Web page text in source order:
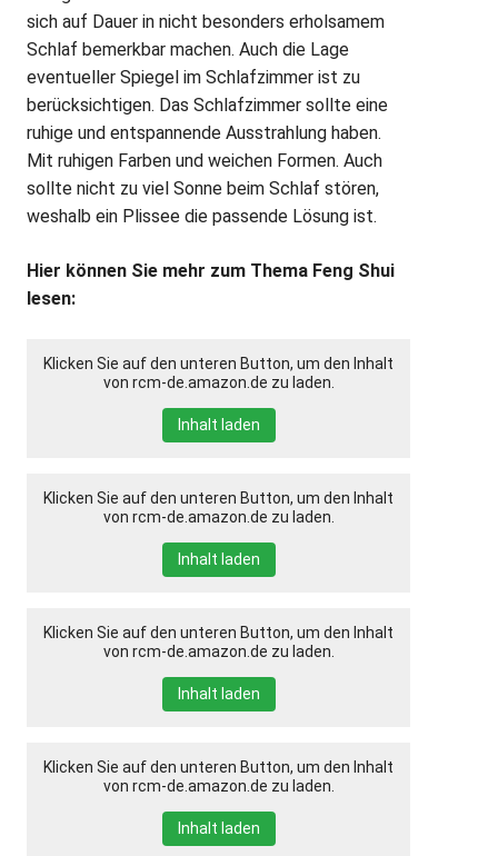
sich auf Dauer in nicht besonders erholsamem
Schlaf bemerkbar machen. Auch die Lage
eventueller Spiegel im Schlafzimmer ist zu
berücksichtigen. Das Schlafzimmer sollte eine
ruhige und entspannende Ausstrahlung haben.
Mit ruhigen Farben und weichen Formen. Auch
sollte nicht zu viel Sonne beim Schlaf stören,
weshalb ein Plissee die passende Lösung ist.
Hier können Sie mehr zum Thema Feng Shui
lesen:
Klicken Sie auf den unteren Button, um den Inhalt
von rcm-de.amazon.de zu laden.
Inhalt laden
Klicken Sie auf den unteren Button, um den Inhalt
von rcm-de.amazon.de zu laden.
Inhalt laden
Klicken Sie auf den unteren Button, um den Inhalt
von rcm-de.amazon.de zu laden.
Inhalt laden
Klicken Sie auf den unteren Button, um den Inhalt
von rcm-de.amazon.de zu laden.
Inhalt laden